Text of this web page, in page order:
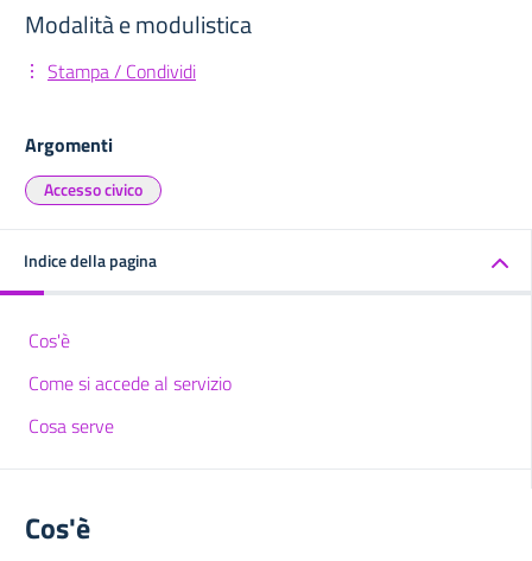
Modalità e modulistica
Stampa / Condividi
Argomenti
Accesso civico
Indice della pagina
Cos'è
Come si accede al servizio
Cosa serve
Cos'è